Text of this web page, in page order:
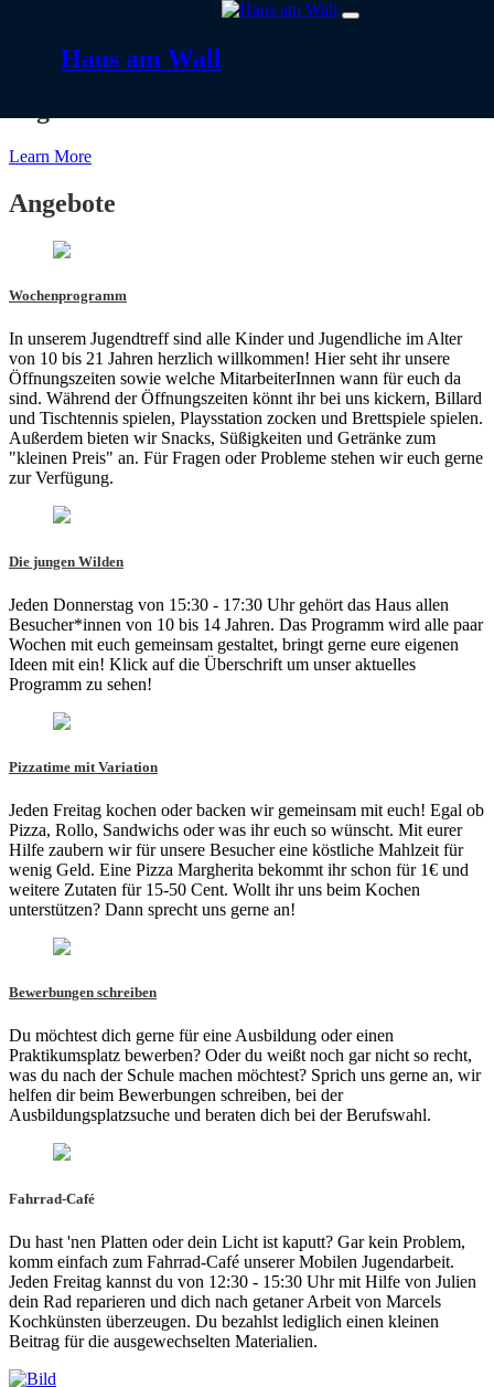
Haus am Wall
Willkommen im
Learn More
Angebote
Wochenprogramm
In unserem Jugendtreff sind alle Kinder und Jugendliche im Alter
von 10 bis 21 Jahren herzlich willkommen! Hier seht ihr unsere
Öffnungszeiten sowie welche MitarbeiterInnen wann für euch da
sind. Während der Öffnungszeiten könnt ihr bei uns kickern, Billard
und Tischtennis spielen, Playsstation zocken und Brettspiele spielen.
Außerdem bieten wir Snacks, Süßigkeiten und Getränke zum
"kleinen Preis" an. Für Fragen oder Probleme stehen wir euch gerne
zur Verfügung.
Die jungen Wilden
Jeden Donnerstag von 15:30 - 17:30 Uhr gehört das Haus allen
Besucher*innen von 10 bis 14 Jahren. Das Programm wird alle paar
Wochen mit euch gemeinsam gestaltet, bringt gerne eure eigenen
Ideen mit ein! Klick auf die Überschrift um unser aktuelles
Programm zu sehen!
Pizzatime mit Variation
Jeden Freitag kochen oder backen wir gemeinsam mit euch! Egal ob
Pizza, Rollo, Sandwichs oder was ihr euch so wünscht. Mit eurer
Hilfe zaubern wir für unsere Besucher eine köstliche Mahlzeit für
wenig Geld. Eine Pizza Margherita bekommt ihr schon für 1€ und
weitere Zutaten für 15-50 Cent. Wollt ihr uns beim Kochen
unterstützen? Dann sprecht uns gerne an!
Bewerbungen schreiben
Du möchtest dich gerne für eine Ausbildung oder einen
Praktikumsplatz bewerben? Oder du weißt noch gar nicht so recht,
was du nach der Schule machen möchtest? Sprich uns gerne an, wir
helfen dir beim Bewerbungen schreiben, bei der
Ausbildungsplatzsuche und beraten dich bei der Berufswahl.
Fahrrad-Café
Du hast 'nen Platten oder dein Licht ist kaputt? Gar kein Problem,
komm einfach zum Fahrrad-Café unserer Mobilen Jugendarbeit.
Jeden Freitag kannst du von 12:30 - 15:30 Uhr mit Hilfe von Julien
dein Rad reparieren und dich nach getaner Arbeit von Marcels
Kochkünsten überzeugen. Du bezahlst lediglich einen kleinen
Beitrag für die ausgewechselten Materialien.